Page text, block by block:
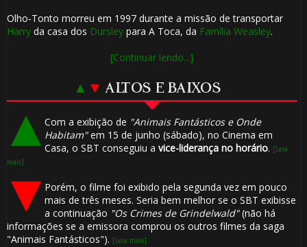
Olho-Tonto morreu em 1997 durante a missão de transportar
Harryda casa dos Dursleypara A Toca, da Família Weasley.
[Continuar lendo...]
▲ ▼ ALTOS E BAIXOS
Com a exibição de "Animais Fantásticos e Onde
Habitam"em 15 de junho (sábado), no Cinema em
Casa, o SBT conseguiu a vice-liderança no horário. [Leia
mais]
Porém, o filme foi exibido pela segunda vez em pouco
mais de três meses. Seria bem melhor se o SBT exibisse
a continuação "Os Crimes de Grindelwald"(não há
informações se a emissora comprou os outros filmes da saga
"Animais Fantásticos"). [Leia mais]
🎈
⚡